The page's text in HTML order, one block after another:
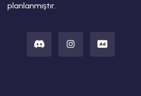
planlanmıştır.